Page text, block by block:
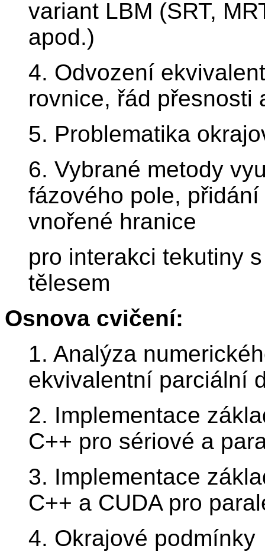
variant LBM (SRT,
apod.)
4. Odvození
rovnice, řád přesnosti
5. Problematika
6. Vybrané metody
fázového pole,
vnořené hranice
pro interakci tekutiny
tělesem
Osnova cvičení:
1. Analýza
ekvivalentní parciální
2. Implementace
C++ pro sériové a
3. Implementace
C++ a CUDA pro
4. Okrajové podmínky